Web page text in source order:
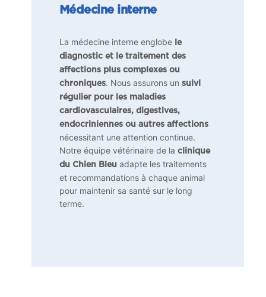
Médecine interne
La médecine interne englobe le
diagnostic et le traitement des
affections plus complexes ou
chroniques. Nous assurons un suivi
régulier pour les maladies
cardiovasculaires, digestives,
endocriniennes ou autres affections
nécessitant une attention continue.
Notre équipe vétérinaire de la clinique
du Chien Bleuadapte les traitements
et recommandations à chaque animal
pour maintenir sa santé sur le long
terme.